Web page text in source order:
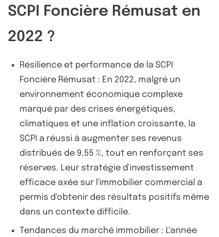
SCPI Foncière Rémusat en
2022 ?
Résilience et performance de la SCPI
Foncière Rémusat : En 2022, malgré un
environnement économique complexe
marqué par des crises énergétiques,
climatiques et une inflation croissante, la
SCPI a réussi à augmenter ses revenus
distribués de 9,55 %, tout en renforçant ses
réserves. Leur stratégie d'investissement
efficace axée sur l'immobilier commercial a
permis d'obtenir des résultats positifs même
dans un contexte difficile.
Tendances du marché immobilier : L'année